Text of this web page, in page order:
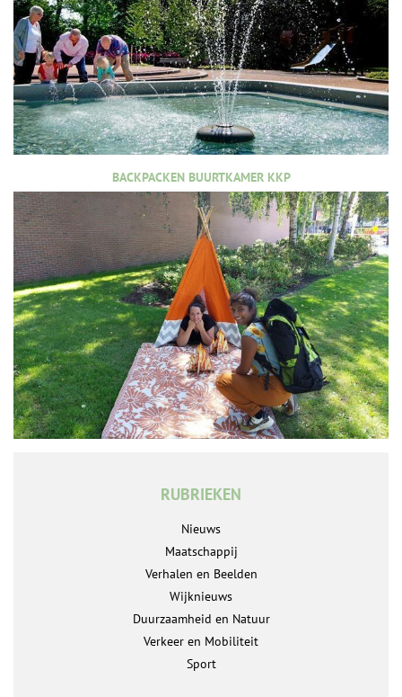
BACKPACKEN BUURTKAMER KKP
RUBRIEKEN
Nieuws
Maatschappij
Verhalen en Beelden
Wijknieuws
Duurzaamheid en Natuur
Verkeer en Mobiliteit
Sport